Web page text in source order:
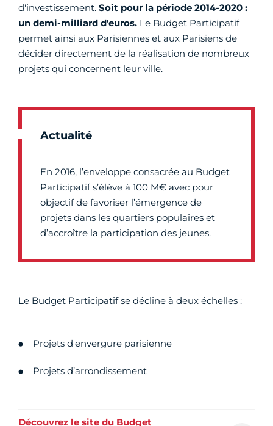
d'investissement. Soit pour la période 2014-2020 :
un demi-milliard d'euros. Le Budget Participatif
permet ainsi aux Parisiennes et aux Parisiens de
décider directement de la réalisation de nombreux
projets qui concernent leur ville.
Actualité
En 2016, l’enveloppe consacrée au Budget
Participatif s’élève à 100 M€ avec pour
objectif de favoriser l’émergence de
projets dans les quartiers populaires et
d’accroître la participation des jeunes.
Le Budget Participatif se décline à deux échelles :
Projets d'envergure parisienne
Projets d’arrondissement
Découvrez le site du Budget